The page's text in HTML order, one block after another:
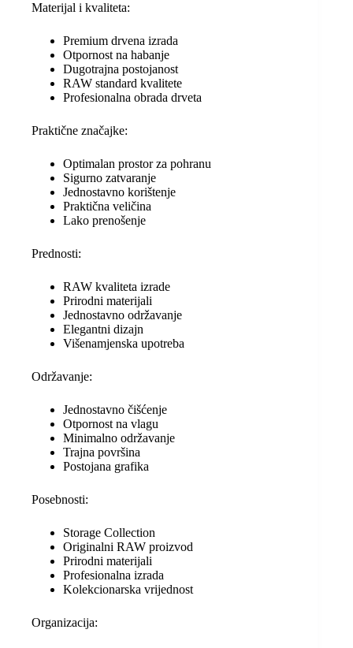
Materijal i kvaliteta:
Premium drvena izrada
Otpornost na habanje
Dugotrajna postojanost
RAW standard kvalitete
Profesionalna obrada drveta
Praktične značajke:
Optimalan prostor za pohranu
Sigurno zatvaranje
Jednostavno korištenje
Praktična veličina
Lako prenošenje
Prednosti:
RAW kvaliteta izrade
Prirodni materijali
Jednostavno održavanje
Elegantni dizajn
Višenamjenska upotreba
Održavanje:
Jednostavno čišćenje
Otpornost na vlagu
Minimalno održavanje
Trajna površina
Postojana grafika
Posebnosti:
Storage Collection
Originalni RAW proizvod
Prirodni materijali
Profesionalna izrada
Kolekcionarska vrijednost
Organizacija: